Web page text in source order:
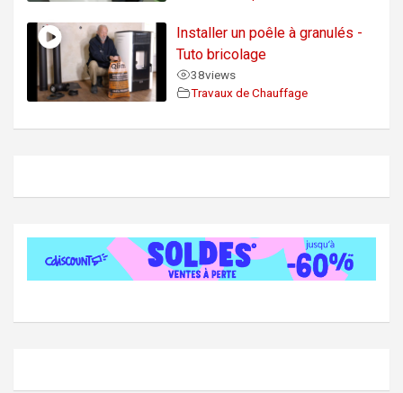
Installer un poêle à granulés -
Tuto bricolage
38views
Travaux de Chauffage